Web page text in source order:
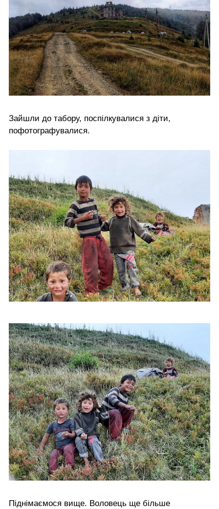
Зайшли до табору, поспілкувалися з діти,
пофотографувалися.
Піднімаємося вище. Воловець ще більше